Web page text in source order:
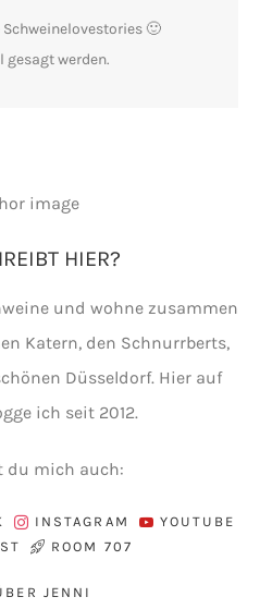
Schweinelovestories 🙂
werden.
HIER?
und wohne zusammen
Katern, den Schnurrberts,
Düsseldorf. Hier auf
ich seit 2012.
du mich auch:
INSTAGRAM
YOUTUBE
ROOM 707
JENNI